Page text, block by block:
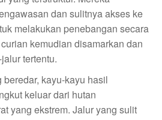
dan sulitnya akses ke
melakukan penebangan secara
kemudian disamarkan dan
tertentu.
kayu-kayu hasil
keluar dari hutan
yang ekstrem. Jalur yang sulit